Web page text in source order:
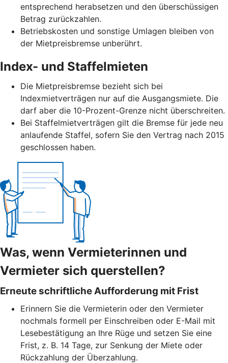
entsprechend herabsetzen und den überschüssigen
Betrag zurückzahlen.
Betriebskosten und sonstige Umlagen bleiben von
der Mietpreisbremse unberührt.
Index- und Staffelmieten
Die Mietpreisbremse bezieht sich bei
Indexmietverträgen nur auf die Ausgangsmiete. Die
darf aber die 10-Prozent-Grenze nicht überschreiten.
Bei Staffelmietverträgen gilt die Bremse für jede neu
anlaufende Staffel, sofern Sie den Vertrag nach 2015
geschlossen haben.
Was, wenn Vermieterinnen und
Vermieter sich querstellen?
Erneute schriftliche Aufforderung mit Frist
Erinnern Sie die Vermieterin oder den Vermieter
nochmals formell per Einschreiben oder E-Mail mit
Lesebestätigung an Ihre Rüge und setzen Sie eine
Frist, z. B. 14 Tage, zur Senkung der Miete oder
Rückzahlung der Überzahlung.